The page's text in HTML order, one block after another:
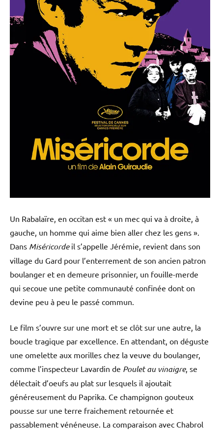
Un Rabalaïre, en occitan est « un mec qui va à droite, à
gauche, un homme qui aime bien aller chez les gens ».
Dans Miséricorde il s’appelle Jérémie, revient dans son
village du Gard pour l’enterrement de son ancien patron
boulanger et en demeure prisonnier, un fouille-merde
qui secoue une petite communauté confinée dont on
devine peu à peu le passé commun.
Le film s’ouvre sur une mort et se clôt sur une autre, la
boucle tragique par excellence. En attendant, on déguste
une omelette aux morilles chez la veuve du boulanger,
comme l’inspecteur Lavardin de Poulet au vinaigre, se
délectait d’oeufs au plat sur lesquels il ajoutait
généreusement du Paprika. Ce champignon gouteux
pousse sur une terre fraichement retournée et
passablement vénéneuse. La comparaison avec Chabrol